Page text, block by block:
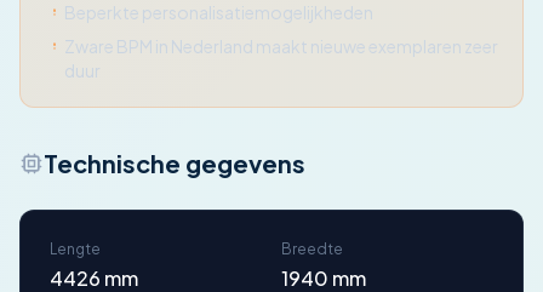
Beperkte personalisatiemogelijkheden
Zware BPM in Nederland maakt nieuwe exemplaren zeer
duur
Technische gegevens
Lengte
4426 mm
Breedte
1940 mm